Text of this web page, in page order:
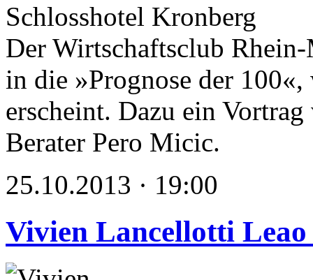
Schlosshotel Kronberg
Der Wirtschaftsclub
in die »Prognose der
erscheint. Dazu ein
Berater Pero Micic.
25.10.2013 · 19:00
Vivien Lancellotti Leao